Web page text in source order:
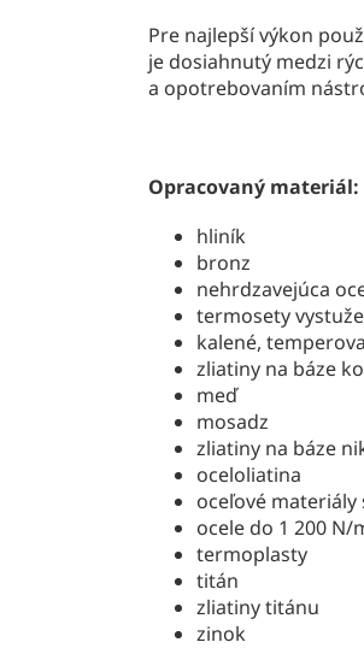
Pre najlepší výkon
je dosiahnutý medzi
a opotrebovaním
Opracovaný materiál:
hliník
bronz
nehrdzavejúca
termosety
kalené,
zliatiny na báze
meď
mosadz
zliatiny na báze
oceloliatina
oceľové materiály
ocele do 1 200 N/
termoplasty
titán
zliatiny titánu
zinok